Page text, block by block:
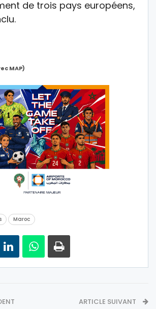
de trois pays européens,
MAP)
Maroc
ARTICLE SUIVANT